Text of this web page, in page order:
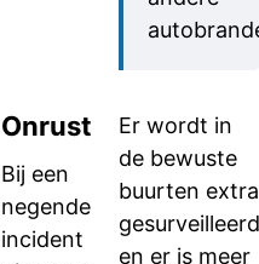
Onrust
Bij een
negende
incident
Er wordt in
de bewuste
buurten extra
gesurveilleerd
en er is meer